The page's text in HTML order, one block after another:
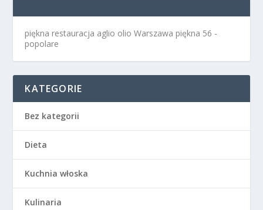
piękna restauracja aglio olio Warszawa piękna 56 -
popolare
KATEGORIE
Bez kategorii
Dieta
Kuchnia włoska
Kulinaria